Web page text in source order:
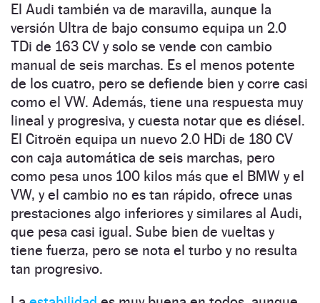
El Audi también va de maravilla, aunque la
versión Ultra de bajo consumo equipa un 2.0
TDi de 163 CV y solo se vende con cambio
manual de seis marchas. Es el menos potente
de los cuatro, pero se defiende bien y corre casi
como el VW. Además, tiene una respuesta muy
lineal y progresiva, y cuesta notar que es diésel.
El Citroën equipa un nuevo 2.0 HDi de 180 CV
con caja automática de seis marchas, pero
como pesa unos 100 kilos más que el BMW y el
VW, y el cambio no es tan rápido, ofrece unas
prestaciones algo inferiores y similares al Audi,
que pesa casi igual. Sube bien de vueltas y
tiene fuerza, pero se nota el turbo y no resulta
tan progresivo.